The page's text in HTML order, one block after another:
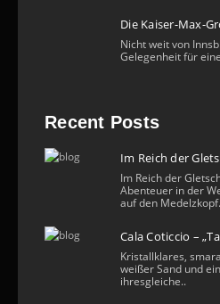
Die Kaiser-Max-
Nicht weit von
Gelegenheit für
Recent Posts
Im Reich der
Im Reich der
Abenteuer in der
auf den
Cala Coticcio –
Kristallklares,
weißer Sand und
ihresgleiche..